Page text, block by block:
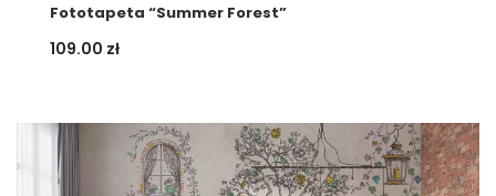
Fototapeta “Summer Forest”
109.00 zł